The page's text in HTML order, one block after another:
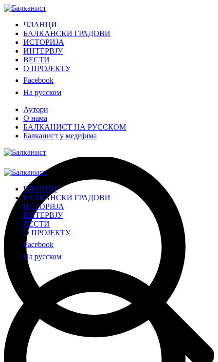
ЧЛАНЦИ
БАЛКАНСКИ ГРАДОВИ
ИСТОРИЈА
ИНТЕРВЈУ
ВЕСТИ
О ПРОЈЕКТУ
Facebook
На русском
Аутори
О нама
БАЛКАНИСТ НА РУССКОМ
Балканист у медијима
ЧЛАНЦИ
БАЛКАНСКИ ГРАДОВИ
ИСТОРИЈА
ИНТЕРВЈУ
ВЕСТИ
О ПРОЈЕКТУ
Facebook
На русском